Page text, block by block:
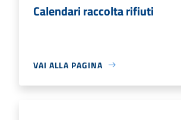
Calendari raccolta rifiuti
VAI ALLA PAGINA